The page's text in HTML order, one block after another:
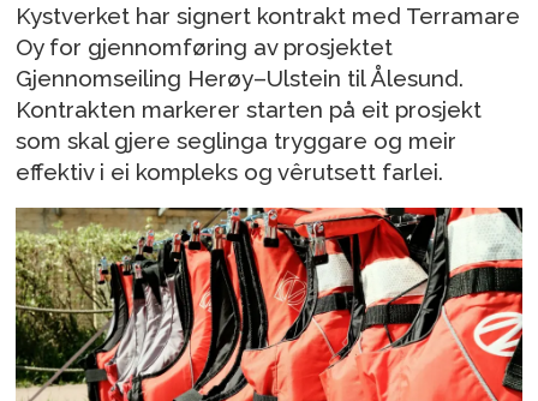
Kystverket har signert kontrakt med Terramare
Oy for gjennomføring av prosjektet
Gjennomseiling Herøy–Ulstein til Ålesund.
Kontrakten markerer starten på eit prosjekt
som skal gjere seglinga tryggare og meir
effektiv i ei kompleks og vêrutsett farlei.